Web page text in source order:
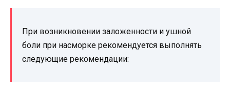
При возникновении заложенности и ушной
боли при насморке рекомендуется выполнять
следующие рекомендации: